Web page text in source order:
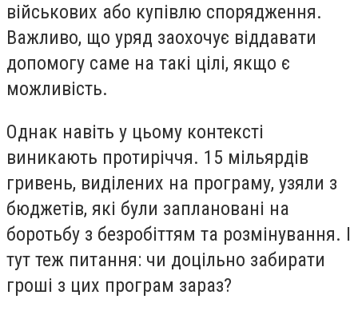
військових або купівлю спорядження.
Важливо, що уряд заохочує віддавати
допомогу саме на такі цілі, якщо є
можливість.
Однак навіть у цьому контексті
виникають протиріччя. 15 мільярдів
гривень, виділених на програму, узяли з
бюджетів, які були заплановані на
боротьбу з безробіттям та розмінування. І
тут теж питання: чи доцільно забирати
гроші з цих програм зараз?